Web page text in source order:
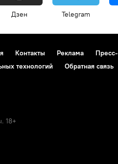
Дзен Telegram
Контакты Реклама
технологий
Обратная связь
18+